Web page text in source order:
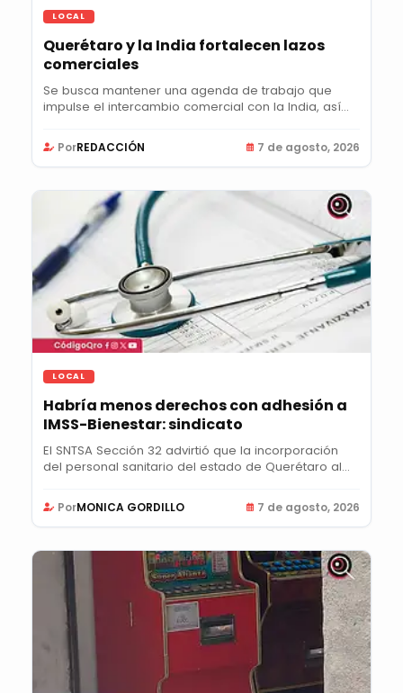
LOCAL
Querétaro y la India fortalecen lazos
comerciales
Se busca mantener una agenda de trabajo que
impulse el intercambio comercial con la India, así
PorREDACCIÓN 7 de agosto, 2026
LOCAL
Habría menos derechos con adhesión a
IMSS-Bienestar: sindicato
El SNTSA Sección 32 advirtió que la incorporación
del personal sanitario del estado de Querétaro al...
PorMONICA GORDILLO 7 de agosto, 2026